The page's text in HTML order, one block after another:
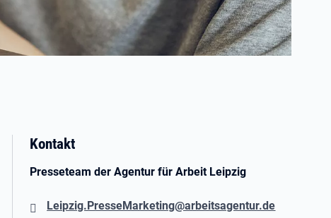
Kontakt
Presseteam der Agentur für Arbeit Leipzig
Leipzig.PresseMarketing@arbeitsagentur.de